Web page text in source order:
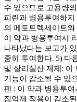
수 있으므로 고용량
피린과 병용투여하
의 메토트렉세이트
이 약과 병용투여시
나타났다는 보고가
중히 투여한다. 5) 다
및 살리실산 제제: 이
기능이 감소될 수 있
펜 : 이 약과 병용투
집억제 작용이 감소